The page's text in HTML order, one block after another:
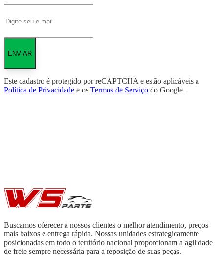
ENVIAR
Este cadastro é protegido por reCAPTCHA e estão aplicáveis a
Política de Privacidade e os Termos de Serviço do Google.
Buscamos oferecer a nossos clientes o melhor atendimento, preços
mais baixos e entrega rápida. Nossas unidades estrategicamente
posicionadas em todo o território nacional proporcionam a agilidade
de frete sempre necessária para a reposição de suas peças.